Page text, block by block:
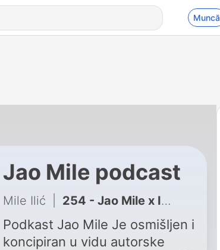
Muncă
Jao Mile podcast
Mile Ilić 254 - Jao Mile x Ivan Miljković: Karijera i Finansije!
Podkast Jao Mile Je osmišljen i
koncipiran u vidu autorske